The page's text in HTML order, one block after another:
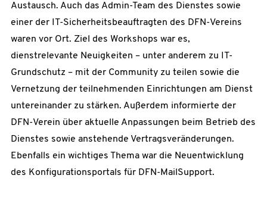
Austausch. Auch das Admin-Team des Dienstes sowie
einer der IT-Sicherheitsbeauftragten des DFN-Vereins
waren vor Ort. Ziel des Workshops war es,
dienstrelevante Neuigkeiten – unter anderem zu IT-
Grundschutz – mit der Community zu teilen sowie die
Vernetzung der teilnehmenden Einrichtungen am Dienst
untereinander zu stärken. Außerdem informierte der
DFN-Verein über aktuelle Anpassungen beim Betrieb des
Dienstes sowie anstehende Vertragsveränderungen.
Ebenfalls ein wichtiges Thema war die Neuentwicklung
des Konfigurationsportals für DFN-MailSupport.